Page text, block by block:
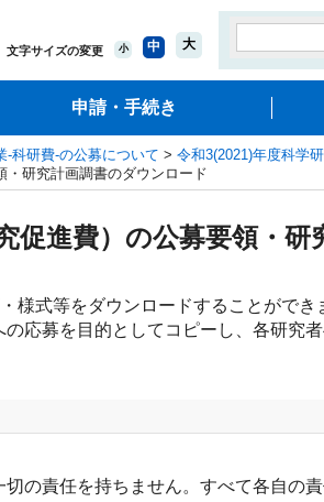
文字サイズの変更 小 中 大
申請・手続き
科研費‐の公募について > 令和3(2021)年度科学
・研究計画調書のダウンロード
促進費）の公募要領・研
式等をダウンロードすることができ
応募を目的としてコピーし、各研究
の責任を持ちません。すべて各自の責